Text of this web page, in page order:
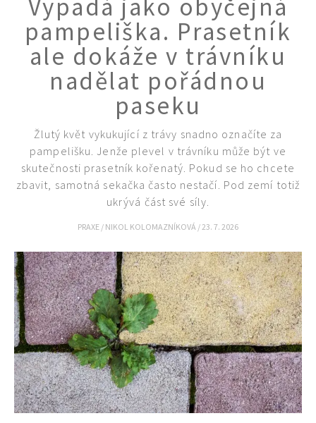
KVÍZY A TESTY
Vypadá jako obyčejná
pampeliška. Prasetník
ale dokáže v trávníku
nadělat pořádnou
paseku
Žlutý květ vykukující z trávy snadno označíte za
pampelišku. Jenže plevel v trávníku může být ve
skutečnosti prasetník kořenatý. Pokud se ho chcete
zbavit, samotná sekačka často nestačí. Pod zemí totiž
ukrývá část své síly.
PRAXE / NIKOL KOLOMAZNÍKOVÁ / 23. 7. 2026